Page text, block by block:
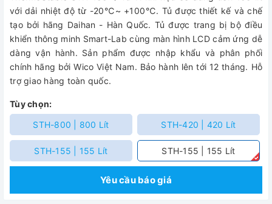
với dải nhiệt độ từ -20℃~ +100℃. Tủ được thiết kế và chế
tạo bởi hãng Daihan - Hàn Quốc. Tủ được trang bị bộ điều
khiển thông minh Smart-Lab cùng màn hình LCD cảm ứng dễ
dàng vận hành. Sản phẩm được nhập khẩu và phân phối
chính hãng bởi Wico Việt Nam. Bảo hành lên tới 12 tháng. Hỗ
trợ giao hàng toàn quốc.
Tùy chọn:
STH-800 | 800 Lít
STH-420 | 420 Lít
STH-155 | 155 Lít STH-155 | 155 Lít
Yêu cầu báo giá